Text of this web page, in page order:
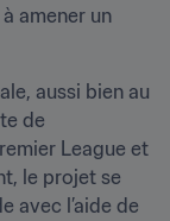
amener un
aussi bien au
de
League et
le projet se
avec l’aide de